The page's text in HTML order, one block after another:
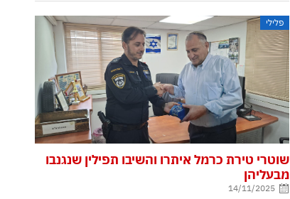
פלילי
שוטרי טירת כרמל איתרו והשיבו תפילין שנגנבו
מבעליהן
14/11/2025